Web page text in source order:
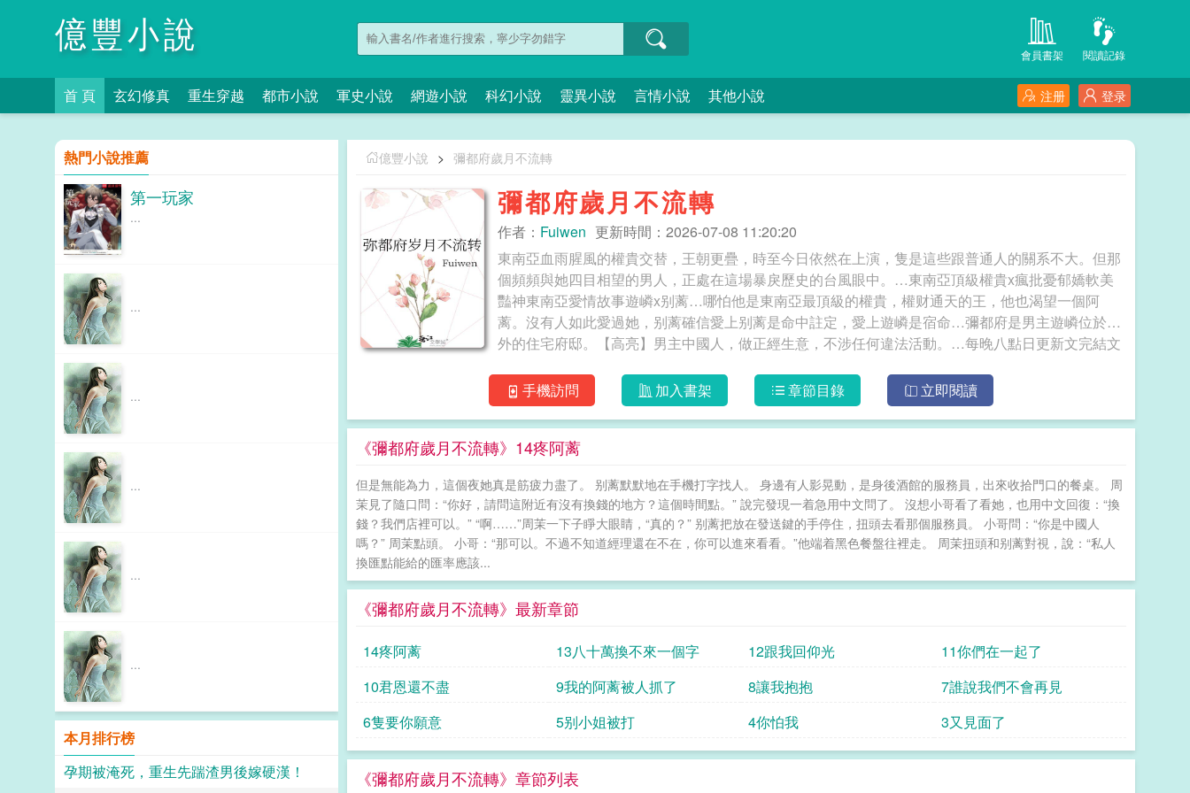
億豐小說 閱讀記錄
會員書架
首 頁 玄幻修真 重生穿越 都市小說 軍史小說 網遊小說 科幻小說 靈異小說 言情小說 其他小說 登录
注册
億豐小說 > 彌都府歲月不流轉
彌都府歲月不流轉
作者： Fuiwen 更新時間：2026-07-08 11:20:20
東南亞血雨腥風的權貴交替，王朝更疊，時至今日依然在上演，隻是這些跟普通人的關系不大。但那
個頻頻與她四目相望的男人，正處在這場暴戾歷史的台風眼中。…東南亞頂級權貴x瘋批憂郁嬌軟美
豔神東南亞愛情故事遊嶙x别蓠…哪怕他是東南亞最頂級的權貴，權财通天的王，他也渴望一個阿
蓠。沒有人如此愛過她，别蓠確信愛上别蓠是命中註定，愛上遊嶙是宿命…彌都府是男主遊嶙位於國
外的住宅府邸。【高亮】男主中國人，做正經生意，不涉任何違法活動。…每晚八點日更新文完結文
案留於20240307，修20260613，已截圖拿梗慎。 彌都府歲月不流轉
手機訪問 加入書架 章節目錄 立即閱讀
《彌都府歲月不流轉》14疼阿蓠
但是無能為力，這個夜她真是筋疲力盡了。 别蓠默默地在手機打字找人。 身邊有人影晃動，是身後酒館的服務員，出來收拾門口的餐桌。 周
茉見了隨口問：“你好，請問這附近有沒有換錢的地方？這個時間點。” 說完發現一着急用中文問了。 沒想小哥看了看她，也用中文回復：“換
錢？我們店裡可以。” “啊……”周茉一下子睜大眼睛，“真的？” 别蓠把放在發送鍵的手停住，扭頭去看那個服務員。 小哥問：“你是中國人
嗎？” 周茉點頭。 小哥：“那可以。不過不知道經理還在不在，你可以進來看看。”他端着黑色餐盤往裡走。 周茉扭頭和别蓠對視，說：“私人
換匯點能給的匯率應該...
《彌都府歲月不流轉》最新章節
14疼阿蓠 13八十萬換不來一個字 12跟我回仰光
11你們在一起了
10君恩還不盡
9我的阿蓠被人抓了 8讓我抱抱
7誰說我們不會再見
6隻要你願意
5别小姐被打 4你怕我 3又見面了
《彌都府歲月不流轉》章節列表
熱門小說推薦
第一玩家
...
...
...
...
...
...
本月排行榜
孕期被淹死，重生先踹渣男後嫁硬漢！